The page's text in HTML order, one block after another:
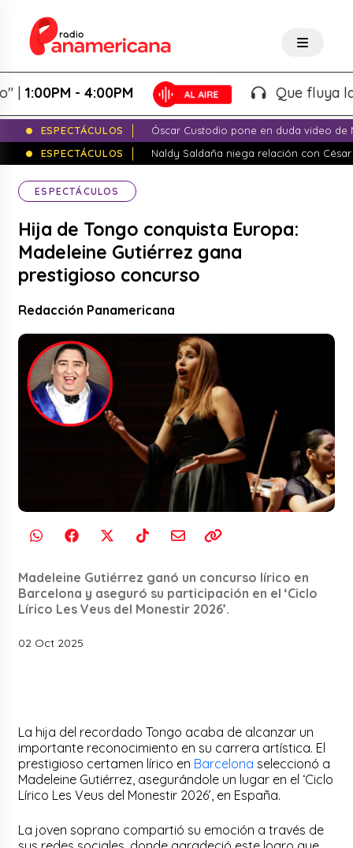
- 4:00PM Que fluya la
ESPECTÁCULOS
Óscar Custodio pone en duda video de
ESPECTÁCULOS
Naldy Saldaña niega relación con
ESPECTÁCULOS
Hija de Tongo conquista Europa:
Madeleine Gutiérrez gana
prestigioso concurso
Redacción Panamericana
Madeleine Gutiérrez ganó un concurso lírico en
Barcelona y aseguró su participación en el ‘Ciclo
Lírico Les Veus del Monestir 2026’.
02 Oct 2025
La hija del recordado Tongo acaba de alcanzar un
importante reconocimiento en su carrera artística. El
prestigioso certamen lírico en Barcelona seleccionó a
Madeleine Gutiérrez, asegurándole un lugar en el ‘Ciclo
Lírico Les Veus del Monestir 2026’, en España.
La joven soprano compartió su emoción a través de